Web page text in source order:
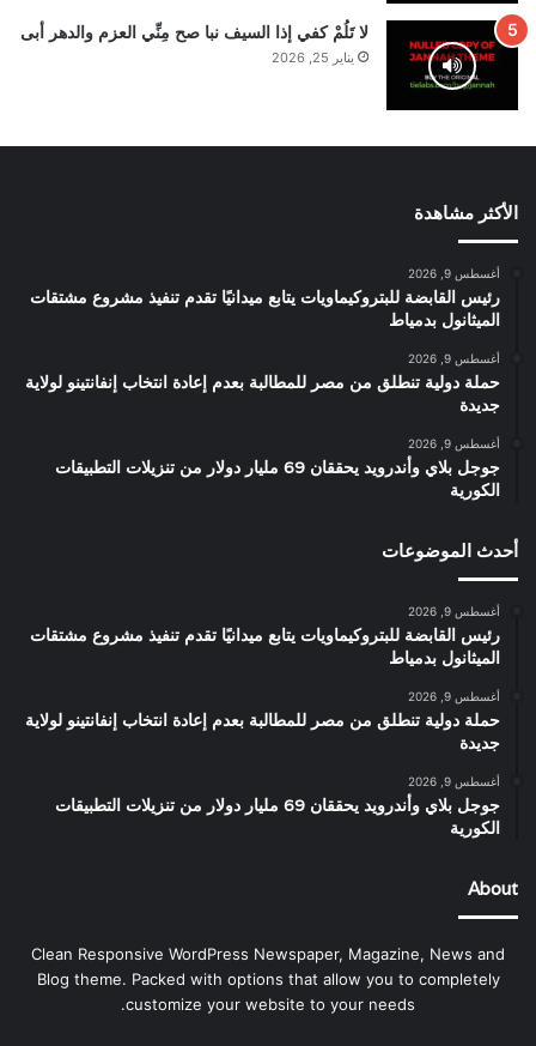
لا تَلُمْ كفي إذا السيف نبا صح مِنِّي العزم والدهر أبى
يناير 25, 2026
الأكثر مشاهدة
أغسطس 9, 2026
رئيس القابضة للبتروكيماويات يتابع ميدانيًا تقدم تنفيذ مشروع مشتقات
الميثانول بدمياط
أغسطس 9, 2026
حملة دولية تنطلق من مصر للمطالبة بعدم إعادة انتخاب إنفانتينو لولاية
جديدة
أغسطس 9, 2026
جوجل بلاي وأندرويد يحققان 69 مليار دولار من تنزيلات التطبيقات
الكورية
أحدث الموضوعات
أغسطس 9, 2026
رئيس القابضة للبتروكيماويات يتابع ميدانيًا تقدم تنفيذ مشروع مشتقات
الميثانول بدمياط
أغسطس 9, 2026
حملة دولية تنطلق من مصر للمطالبة بعدم إعادة انتخاب إنفانتينو لولاية
جديدة
أغسطس 9, 2026
جوجل بلاي وأندرويد يحققان 69 مليار دولار من تنزيلات التطبيقات
الكورية
About
Clean Responsive WordPress Newspaper, Magazine, News and
Blog theme. Packed with options that allow you to completely
customize your website to your needs.